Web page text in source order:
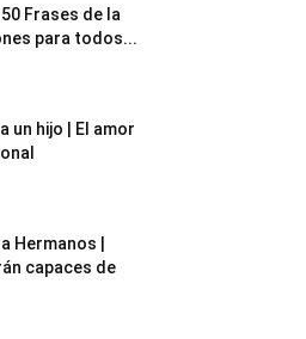
Frases de la
para todos...
un hijo | El amor
Hermanos |
capaces de